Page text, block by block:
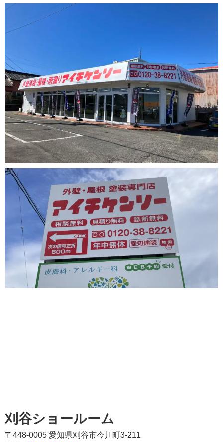
刈谷ショールーム
〒448-0005 愛知県刈谷市今川町3-211